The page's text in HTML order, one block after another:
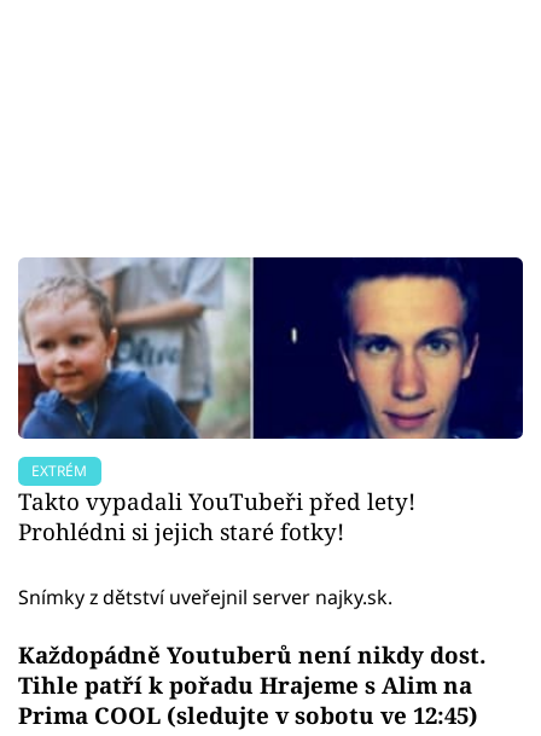
EXTRÉM
Takto vypadali YouTubeři před lety!
Prohlédni si jejich staré fotky!
Snímky z dětství uveřejnil server najky.sk.
Každopádně Youtuberů není nikdy dost.
Tihle patří k pořadu Hrajeme s Alim na
Prima COOL (sledujte v sobotu ve 12:45)